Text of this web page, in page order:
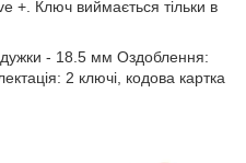
+. Ключ виймається тільки в
- 18.5 мм Оздоблення:
2 ключі, кодова картка